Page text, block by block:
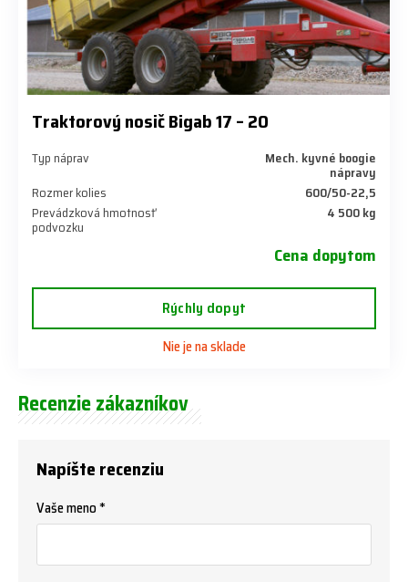
Traktorový nosič Bigab 17 – 20
Typ náprav Mech. kyvné boogie
nápravy
Rozmer kolies
600/50-22,5
Prevádzková hmotnosť
podvozku
4 500 kg
Cena dopytom
Rýchly dopyt
Nie je na sklade
Recenzie zákazníkov
Napíšte recenziu
Vaše meno *